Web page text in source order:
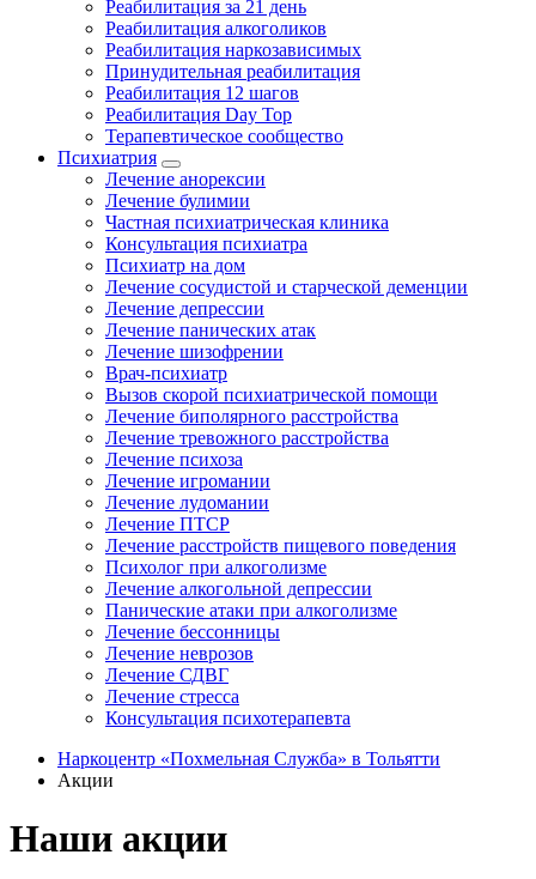
Реабилитация за 21 день
Реабилитация алкоголиков
Реабилитация наркозависимых
Принудительная реабилитация
Реабилитация 12 шагов
Реабилитация Day Top
Терапевтическое сообщество
Психиатрия
Лечение анорексии
Лечение булимии
Частная психиатрическая клиника
Консультация психиатра
Психиатр на дом
Лечение сосудистой и старческой деменции
Лечение депрессии
Лечение панических атак
Лечение шизофрении
Врач-психиатр
Вызов скорой психиатрической помощи
Лечение биполярного расстройства
Лечение тревожного расстройства
Лечение психоза
Лечение игромании
Лечение лудомании
Лечение ПТСР
Лечение расстройств пищевого поведения
Психолог при алкоголизме
Лечение алкогольной депрессии
Панические атаки при алкоголизме
Лечение бессонницы
Лечение неврозов
Лечение СДВГ
Лечение стресса
Консультация психотерапевта
Наркоцентр «Похмельная Служба» в Тольятти
Акции
Наши акции